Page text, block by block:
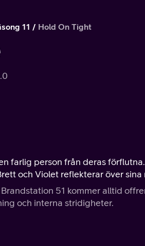
11 Hold On Tight
farlig person från deras
och Violet reflekterar över sina
51 kommer alltid
och interna stridigheter.